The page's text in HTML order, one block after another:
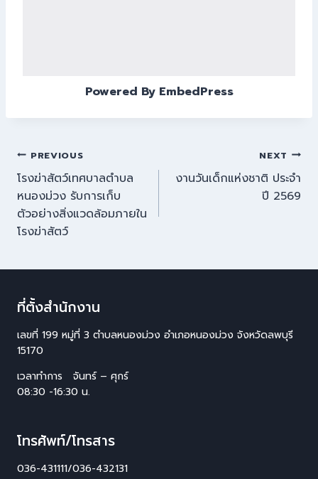
Powered By EmbedPress
PREVIOUS
โรงฆ่าสัตว์เทศบาลตำบล
หนองม่วง รับการเก็บ
ตัวอย่างสิ่งแวดล้อมภายใน
โรงฆ่าสัตว์
NEXT
งานวันเด็กแห่งชาติ ประจำ
ปี 2569
ที่ตั้งสำนักงาน
เลขที่ 199 หมู่ที่ 3 ตำบลหนองม่วง อำเภอหนองม่วง จังหวัดลพบุรี
15170
เวลาทำการ จันทร์ – ศุกร์
08:30 -16:30 น.
โทรศัพท์/โทรสาร
036-431111/036-432131